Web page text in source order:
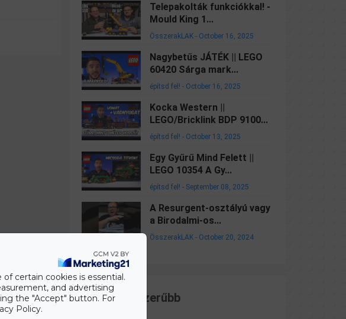
Telepakolták funkciókkal! -
Mould King 1...
ÖsszerakLAK - October 16, 2025
Nagybetűs JÁTÉK || LEGO
60420 Sárga mark...
építsd fel! - October 16, 2025
Kocka Western ||
LEGO/Bricklink BDP 9100...
építsd fel! - October 13, 2025
Egy Gyűrű Mind Felett ||
LEGO 10354 A Gy...
építsd fel! - September 08, 2025
A Resurgent-osztályú vagy
a Birodalmi-os...
ÖsszerakLAK - October 20, 2024
Legnépszerűbb
certain cookies is essential.
and advertising
the "Accept" button. For
Policy.